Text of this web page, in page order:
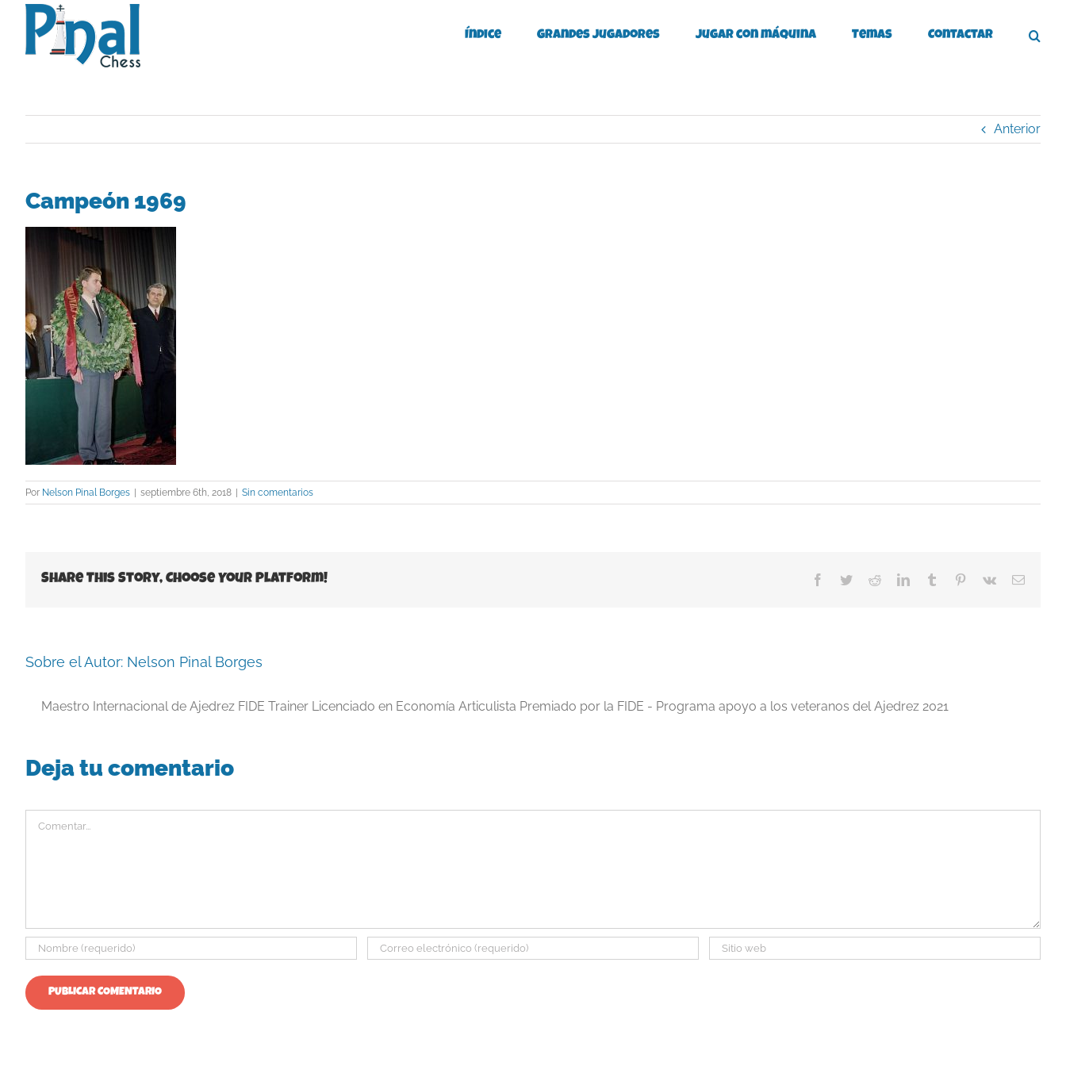
Saltar
contenido
Índice Grandes Jugadores Jugar con máquina Temas Contactar
Anterior
Campeón 1969
Por Nelson Pinal Borges | septiembre 6th, 2018 | Sin comentarios
Share This Story, Choose Your Platform! Facebook
TwitterRedditLinkedInTumblr Pinterest
Vk
Correo
Sobre el Autor: Nelson Pinal Borges
Maestro Internacional de Ajedrez FIDE Trainer Licenciado en Economía Articulista Premiado por la FIDE - Programa apoyo a los veteranos del Ajedrez 2021
Deja tu comentario